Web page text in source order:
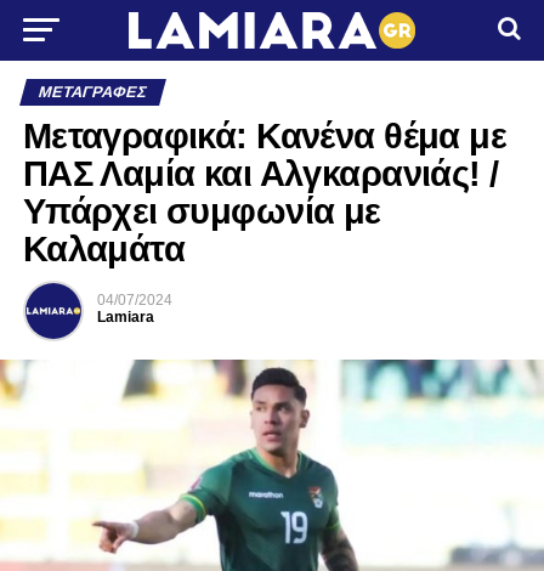
ΜΕΤΑΓΡΑΦΈΣ
Μεταγραφικά: Κανένα θέμα με
ΠΑΣ Λαμία και Αλγκαρανιάς! /
Υπάρχει συμφωνία με
Καλαμάτα
04/07/2024
Lamiara